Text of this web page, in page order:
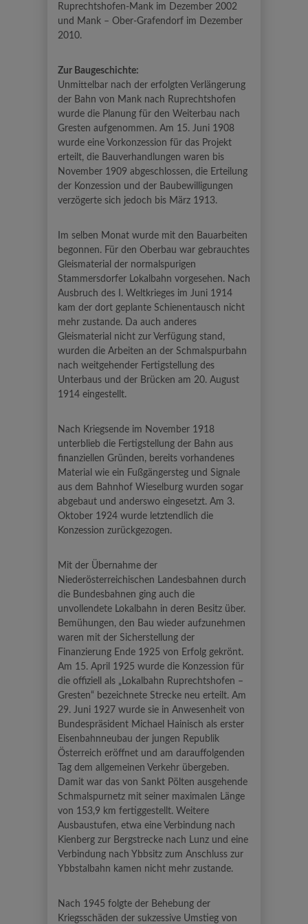
Ruprechtshofen-Mank im Dezember 2002
und Mank – Ober-Grafendorf im Dezember
2010.
Zur Baugeschichte:
Unmittelbar nach der erfolgten Verlängerung
der Bahn von Mank nach Ruprechtshofen
wurde die Planung für den Weiterbau nach
Gresten aufgenommen. Am 15. Juni 1908
wurde eine Vorkonzession für das Projekt
erteilt, die Bauverhandlungen waren bis
November 1909 abgeschlossen, die Erteilung
der Konzession und der Baubewilligungen
verzögerte sich jedoch bis März 1913.
Im selben Monat wurde mit den Bauarbeiten
begonnen. Für den Oberbau war gebrauchtes
Gleismaterial der normalspurigen
Stammersdorfer Lokalbahn vorgesehen. Nach
Ausbruch des I. Weltkrieges im Juni 1914
kam der dort geplante Schienentausch nicht
mehr zustande. Da auch anderes
Gleismaterial nicht zur Verfügung stand,
wurden die Arbeiten an der Schmalspurbahn
nach weitgehender Fertigstellung des
Unterbaus und der Brücken am 20. August
1914 eingestellt.
Nach Kriegsende im November 1918
unterblieb die Fertigstellung der Bahn aus
finanziellen Gründen, bereits vorhandenes
Material wie ein Fußgängersteg und Signale
aus dem Bahnhof Wieselburg wurden sogar
abgebaut und anderswo eingesetzt. Am 3.
Oktober 1924 wurde letztendlich die
Konzession zurückgezogen.
Mit der Übernahme der
Niederösterreichischen Landesbahnen durch
die Bundesbahnen ging auch die
unvollendete Lokalbahn in deren Besitz über.
Bemühungen, den Bau wieder aufzunehmen
waren mit der Sicherstellung der
Finanzierung Ende 1925 von Erfolg gekrönt.
Am 15. April 1925 wurde die Konzession für
die offiziell als „Lokalbahn Ruprechtshofen –
Gresten“ bezeichnete Strecke neu erteilt. Am
29. Juni 1927 wurde sie in Anwesenheit von
Bundespräsident Michael Hainisch als erster
Eisenbahnneubau der jungen Republik
Österreich eröffnet und am darauffolgenden
Tag dem allgemeinen Verkehr übergeben.
Damit war das von Sankt Pölten ausgehende
Schmalspurnetz mit seiner maximalen Länge
von 153,9 km fertiggestellt. Weitere
Ausbaustufen, etwa eine Verbindung nach
Kienberg zur Bergstrecke nach Lunz und eine
Verbindung nach Ybbsitz zum Anschluss zur
Ybbstalbahn kamen nicht mehr zustande.
Nach 1945 folgte der Behebung der
Kriegsschäden der sukzessive Umstieg von